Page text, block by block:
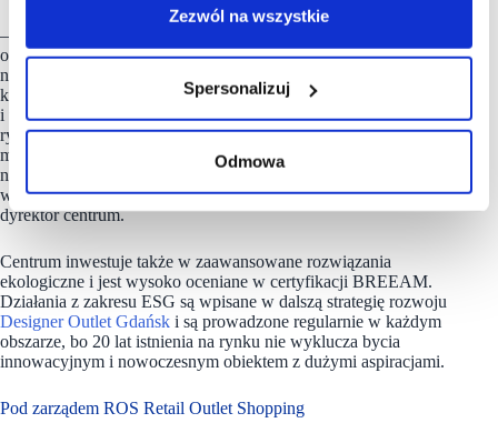
Zezwól na wszystkie
Spersonalizuj
Odmowa
– 20 lat zobowiązuje nas do nieustannych wysiłków w rozwój
oferty i infrastruktury. Centra Designer Outlet wyróżnia
niesamowita architektura, która jest niepowtarzalna w skali
kraju. Nasz obiekt od początku zwraca uwagę klientów
i wciąga ich w inny świat. Pasaże handlowe przypominają
rybacką wioskę z niskimi domkami i białymi okiennicami,
morskie dekoracje zdobią korytarze i strefę restauracyjną,
na zewnątrz świeci latarnia morska – to wszystko świetnie
wpisuje się w obraz naszego nadmorskiego regionu – zaznacza
dyrektor centrum.
Centrum inwestuje także w zaawansowane rozwiązania
ekologiczne i jest wysoko oceniane w certyfikacji BREEAM.
Działania z zakresu ESG są wpisane w dalszą strategię rozwoju
Designer Outlet Gdańsk i są prowadzone regularnie w każdym
obszarze, bo 20 lat istnienia na rynku nie wyklucza bycia
innowacyjnym i nowoczesnym obiektem z dużymi aspiracjami.
Pod zarządem ROS Retail Outlet Shopping